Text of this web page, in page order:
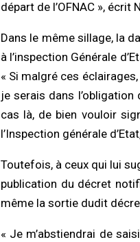
départ de l’OFNAC »,
Dans le même sillage, la
à l’inspection Générale
« Si malgré ces
je serais dans
cas là, de bien vouloir
l’Inspection générale
Toutefois, à ceux qui lui
publication du décret
même la sortie dudit
« Je m’abstiendrai de